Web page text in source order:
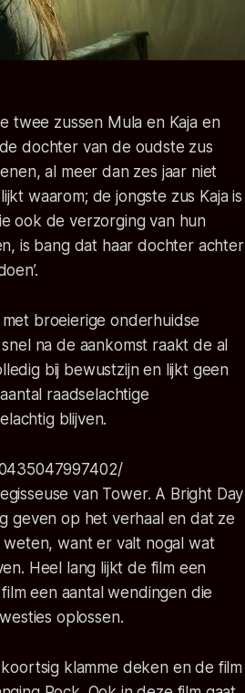
twee zussen Mula en Kaja en
dochter van de oudste zus
al meer dan zes jaar niet
waarom; de jongste zus Kaja is
ook de verzorging van hun
is bang dat haar dochter achter
broeierige onderhuidse
na de aankomst raakt de al
bij bewustzijn en lijkt geen
raadselachtige
blijven.
van Tower. A Bright Day
geven op het verhaal en dat ze
weten, want er valt nogal wat
Heel lang lijkt de film een
een aantal wendingen die
oplossen.
klamme deken en de film